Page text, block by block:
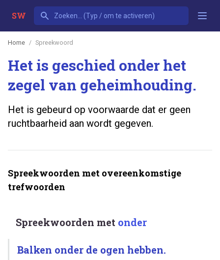
SW
Home Spreekwoord
Het is geschied onder het
zegel van geheimhouding.
Het is gebeurd op voorwaarde dat er geen
ruchtbaarheid aan wordt gegeven.
Spreekwoorden met overeenkomstige
trefwoorden
Spreekwoorden met onder
Balken onder de ogen hebben.